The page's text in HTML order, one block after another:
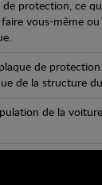
de protection, ce
faire vous-même
de
de la structure
de la